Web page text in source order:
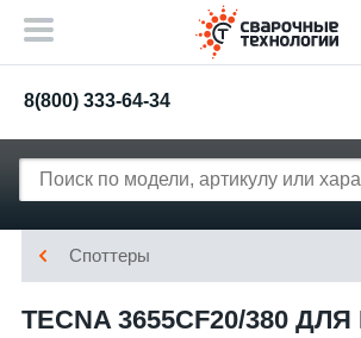
8(800) 333-64-34
Споттеры
TECNA 3655CF20/380